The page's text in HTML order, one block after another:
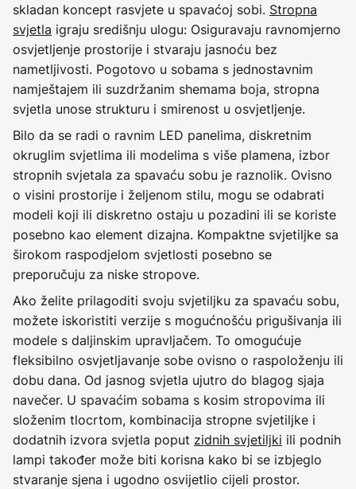
skladan koncept rasvjete u spavaćoj sobi. Stropna
svjetla igraju središnju ulogu: Osiguravaju ravnomjerno
osvjetljenje prostorije i stvaraju jasnoću bez
nametljivosti. Pogotovo u sobama s jednostavnim
namještajem ili suzdržanim shemama boja, stropna
svjetla unose strukturu i smirenost u osvjetljenje.
Bilo da se radi o ravnim LED panelima, diskretnim
okruglim svjetlima ili modelima s više plamena, izbor
stropnih svjetala za spavaću sobu je raznolik. Ovisno
o visini prostorije i željenom stilu, mogu se odabrati
modeli koji ili diskretno ostaju u pozadini ili se koriste
posebno kao element dizajna. Kompaktne svjetiljke sa
širokom raspodjelom svjetlosti posebno se
preporučuju za niske stropove.
Ako želite prilagoditi svoju svjetiljku za spavaću sobu,
možete iskoristiti verzije s mogućnošću prigušivanja ili
modele s daljinskim upravljačem. To omogućuje
fleksibilno osvjetljavanje sobe ovisno o raspoloženju ili
dobu dana. Od jasnog svjetla ujutro do blagog sjaja
navečer. U spavaćim sobama s kosim stropovima ili
složenim tlocrtom, kombinacija stropne svjetiljke i
dodatnih izvora svjetla poput zidnih svjetiljki ili podnih
lampi također može biti korisna kako bi se izbjeglo
stvaranje sjena i ugodno osvijetlio cijeli prostor.